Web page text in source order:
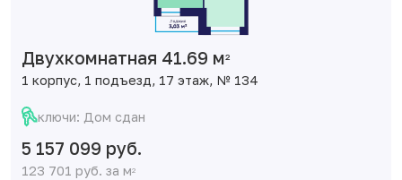
Двухкомнатная 41.69 м2
1 корпус, 1 подъезд, 17 этаж, № 134
ключи: Дом сдан
5 157 099 руб.
123 701 руб. за м2